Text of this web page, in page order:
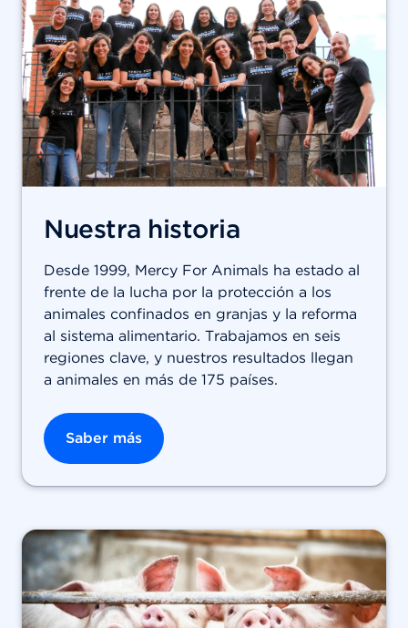
Nuestra historia
Desde 1999, Mercy For Animals ha estado al
frente de la lucha por la protección a los
animales confinados en granjas y la reforma
al sistema alimentario. Trabajamos en seis
regiones clave, y nuestros resultados llegan
a animales en más de 175 países.
Saber más